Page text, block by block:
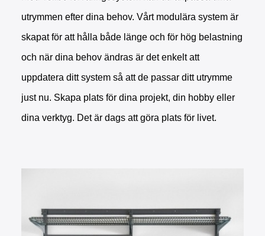
utrymmen efter dina behov. Vårt modulära system är
skapat för att hålla både länge och för hög belastning
och när dina behov ändras är det enkelt att
uppdatera ditt system så att de passar ditt utrymme
just nu. Skapa plats för dina projekt, din hobby eller
dina verktyg. Det är dags att göra plats för livet.